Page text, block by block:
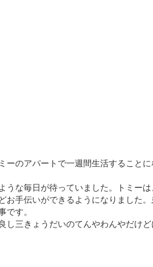
のアパートで一週間生活することに
な毎日が待っていました。トミー
お手伝いができるようになりました
です。
三きょうだいのてんやわんやだけ